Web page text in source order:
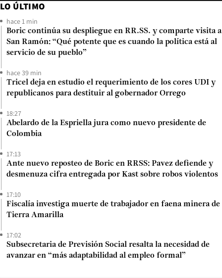
LO ÚLTIMO
hace 1 min
Boric continúa su despliegue en RR.SS. y comparte visita a
San Ramón: “Qué potente que es cuando la política está al
servicio de su pueblo”
hace 39 min
Tricel deja en estudio el requerimiento de los cores UDI y
republicanos para destituir al gobernador Orrego
18:27
Abelardo de la Espriella jura como nuevo presidente de
Colombia
17:13
Ante nuevo reposteo de Boric en RRSS: Pavez defiende y
desmenuza cifra entregada por Kast sobre robos violentos
17:10
Fiscalía investiga muerte de trabajador en faena minera de
Tierra Amarilla
17:02
Subsecretaria de Previsión Social resalta la necesidad de
avanzar en “más adaptabilidad al empleo formal”